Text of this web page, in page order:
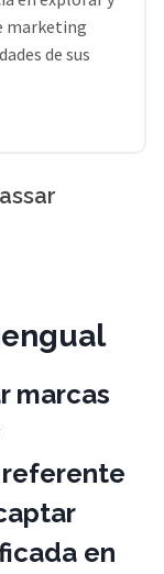
marketing
de sus
marcas
referente
en